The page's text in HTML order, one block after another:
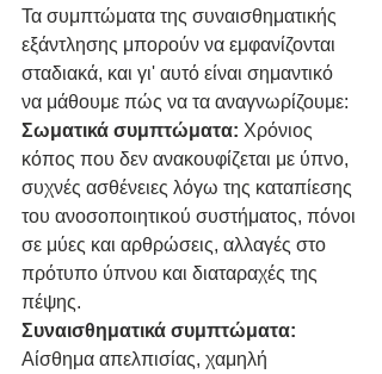
Τα συμπτώματα της συναισθηματικής
εξάντλησης μπορούν να εμφανίζονται
σταδιακά, και γι' αυτό είναι σημαντικό
να μάθουμε πώς να τα αναγνωρίζουμε:
Σωματικά συμπτώματα: Χρόνιος
κόπος που δεν ανακουφίζεται με ύπνο,
συχνές ασθένειες λόγω της καταπίεσης
του ανοσοποιητικού συστήματος, πόνοι
σε μύες και αρθρώσεις, αλλαγές στο
πρότυπο ύπνου και διαταραχές της
πέψης.
Συναισθηματικά συμπτώματα:
Αίσθημα απελπισίας, χαμηλή